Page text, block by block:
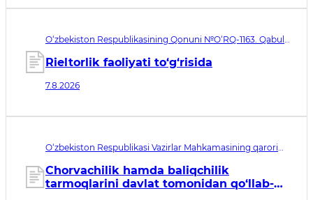
O‘zbekiston Respublikasining Qonuni №O‘RQ-1163. Qabul
Rieltorlik faoliyati to‘g‘risida
7.8.2026
O‘zbekiston Respublikasi Vazirlar Mahkamasining qarori
sanasi 07.08.2026
Chorvachilik hamda baliqchilik
tarmoqlarini davlat tomonidan qo‘llab-